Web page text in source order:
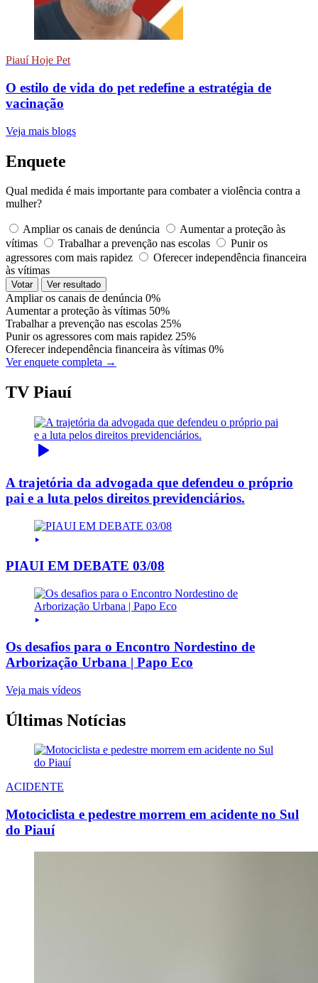
Piauí Hoje Pet
O estilo de vida do pet redefine a estratégia de
vacinação
Veja mais blogs
Enquete
Qual medida é mais importante para combater a violência contra a
mulher?
Ampliar os canais de denúncia
Aumentar a proteção às
vítimas
Trabalhar a prevenção nas escolas
Punir os
agressores com mais rapidez
Oferecer independência financeira
às vítimas
Votar Ver resultado
Ampliar os canais de denúncia 0%
Aumentar a proteção às vítimas 50%
Trabalhar a prevenção nas escolas 25%
Punir os agressores com mais rapidez 25%
Oferecer independência financeira às vítimas 0%
Ver enquete completa →
TV Piauí
A trajetória da advogada que defendeu o próprio
pai e a luta pelos direitos previdenciários.
PIAUI EM DEBATE 03/08
Os desafios para o Encontro Nordestino de
Arborização Urbana | Papo Eco
Veja mais vídeos
Últimas Notícias
ACIDENTE
Motociclista e pedestre morrem em acidente no Sul
do Piauí